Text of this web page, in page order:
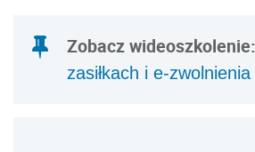
Zobacz wideoszkolenie:
zasiłkach i e-zwolnienia